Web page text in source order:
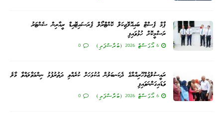
ޕާމް ޕެސްޓް ބައިއޮލޮޖިކަލް ކޮންޓްރޯލް ޕެރަސައިޓޮއިޑް ރީއާރިން ސެންޓަރު
ރަސްމީކޮށް ހުޅުވައިފި
6 އޯގަސްޓް 2026 (ބުރާސްފަތި) 0
ރައީސުލްޖުމްހޫރިއްޔާގެ ދެކަނބަލުން އުކުޅަހަށް ކުރެއްވި ދަތުރުފުޅު ނިންމަވާލައްވާ މާލެ
ވަޑައިގަންނަވައިފި
6 އޯގަސްޓް 2026 (ބުރާސްފަތި) 0